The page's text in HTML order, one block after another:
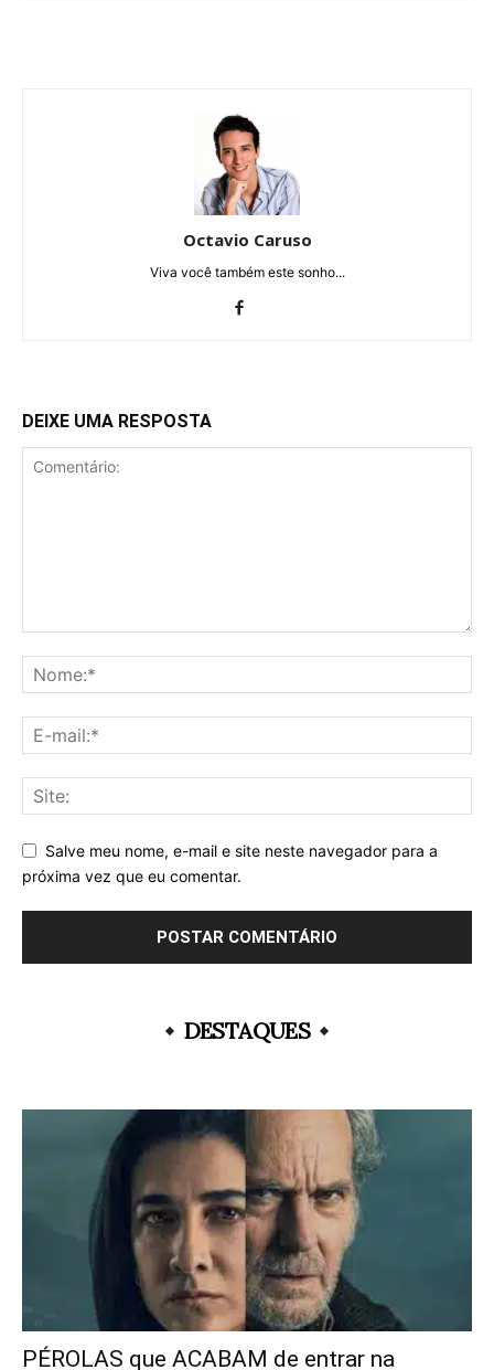
Octavio Caruso
Viva você também este sonho...
DEIXE UMA RESPOSTA
Salve meu nome, e-mail e site neste navegador para a
próxima vez que eu comentar.
DESTAQUES
PÉROLAS que ACABAM de entrar na